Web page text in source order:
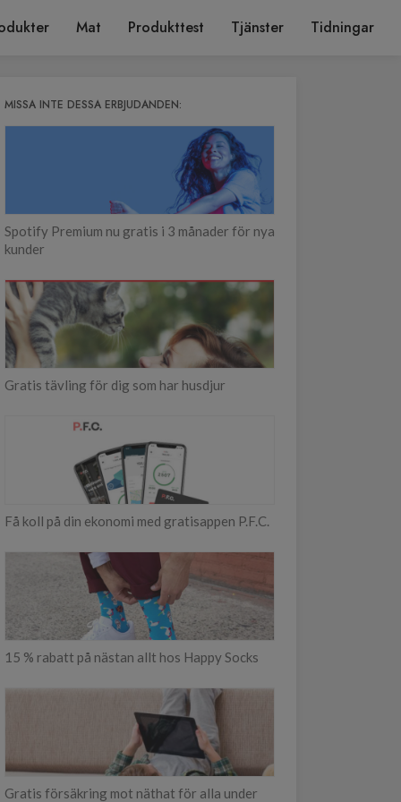
Mat Produkttest Tjänster Tidningar
MISSA INTE DESSA ERBJUDANDEN:
Spotify Premium nu gratis i 3 månader för nya
kunder
Gratis tävling för dig som har husdjur
Få koll på din ekonomi med gratisappen P.F.C.
15 % rabatt på nästan allt hos Happy Socks
Gratis försäkring mot näthat för alla under